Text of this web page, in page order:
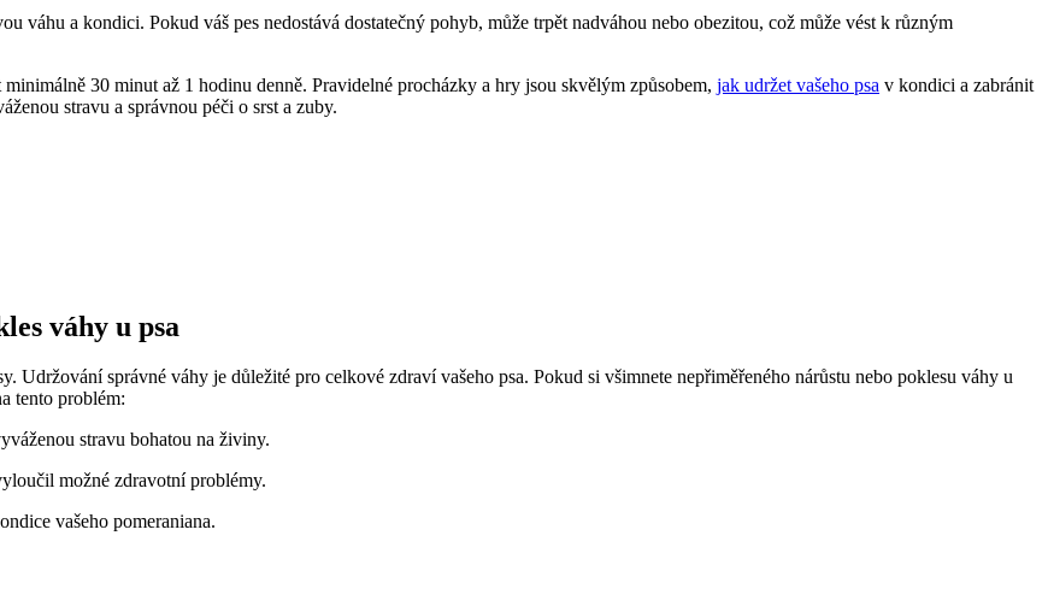
váhu a ​kondici. Pokud váš pes nedostává⁣ dostatečný pohyb, může ‍trpět nadváhou nebo obezitou,⁣ což může vést k různým
30 minut až 1 hodinu denně. Pravidelné​ procházky a ​hry ⁤jsou skvělým‍ způsobem,⁤ jak⁣ udržet vašeho psa ‍v kondici ‍a zabránit
stravu a ⁤správnou péči⁢ o srst ‍a zuby.
‍váhy u psa
Udržování ⁣správné váhy je důležité⁣ pro celkové zdraví ‌vašeho psa. Pokud si všimnete nepřiměřeného nárůstu nebo poklesu váhy u
tento problém:
stravu bohatou na živiny.
možné ‍zdravotní problémy.
vašeho pomeraniana.